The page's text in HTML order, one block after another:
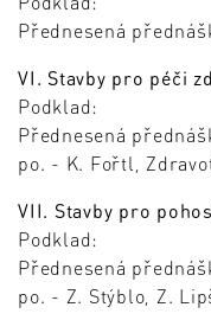
Přednesená
VI. Stavby pro péči
Podklad:
Přednesená
po. - K. Fořtl,
VII. Stavby pro
Podklad:
Přednesená
po. - Z. Stýblo, Z.